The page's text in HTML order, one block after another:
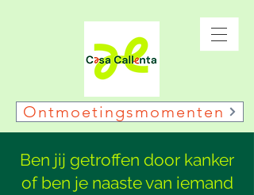
Ontmoetingsmomenten
Ben jij getroffen door kanker
of ben je naaste van iemand